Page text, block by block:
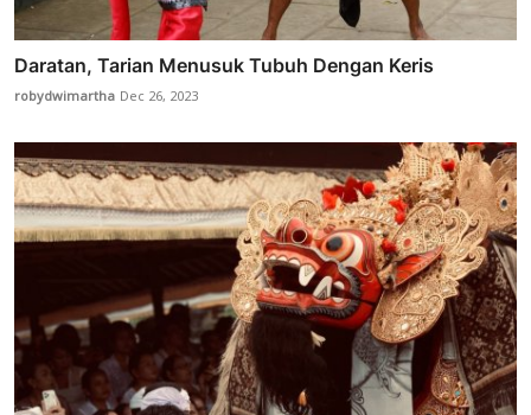
Daratan, Tarian Menusuk Tubuh Dengan Keris
robydwimartha Dec 26, 2023